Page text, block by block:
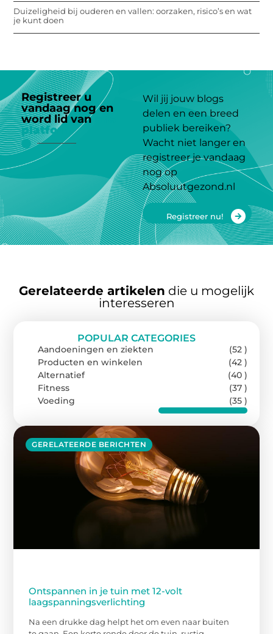
Duizeligheid bij ouderen en vallen: oorzaken, risico’s en wat
je kunt doen
Registreer u
vandaag nog en
word lid van
platform
Wil jij jouw blogs
delen en een breed
publiek bereiken?
Wacht niet langer en
registreer je vandaag
nog op
Absoluutgezond.nl
Registreer nu!
Gerelateerde artikelen die u mogelijk
interesseren
GERELATEERDE BERICHTEN
Ontspannen in je tuin met 12-volt
laagspanningsverlichting
Na een drukke dag helpt het om even naar buiten
POPULAR CATEGORIES
Aandoeningen en ziekten
(52 )
Producten en winkelen
(42 )
Alternatief
(40 )
Fitness
(37 )
Voeding
(35 )